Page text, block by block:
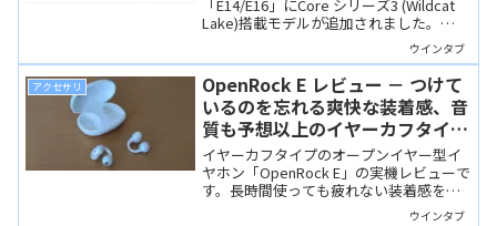
「E14/E16」にCore シリーズ3 (Wildcat
Lake)搭載モデルが追加されました。
Wildcat LakeはIntel CPUでは下位に位置
付けられますが、性能と省電力性は高
く、ビジネス用として適しています。ま
た、RAM8GBもラインナップされてお
り、比較的手頃な価格で購入できます。
ウインタブ
アクセサリ
OpenRock E レビュー － つけて
いるのを忘れる爽快な装着感、音
質も予想以上のイヤーカフタイ
プ・オープンイヤー型イヤホン
イヤーカフタイプのオープンイヤー型イ
ヤホン「OpenRock E」の実機レビューで
す。長時間使っても疲れない装着感をは
じめ、自然な音質やアプリの操作性な
ウインタブ